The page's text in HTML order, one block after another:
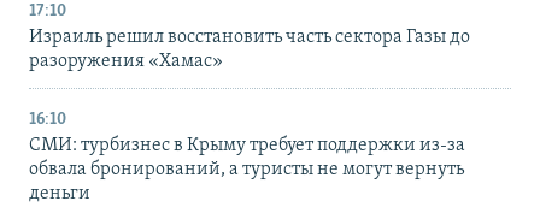
17:10
Израиль решил восстановить часть сектора Газы до
разоружения «Хамас»
16:10
СМИ: турбизнес в Крыму требует поддержки из-за
обвала бронирований, а туристы не могут вернуть
деньги